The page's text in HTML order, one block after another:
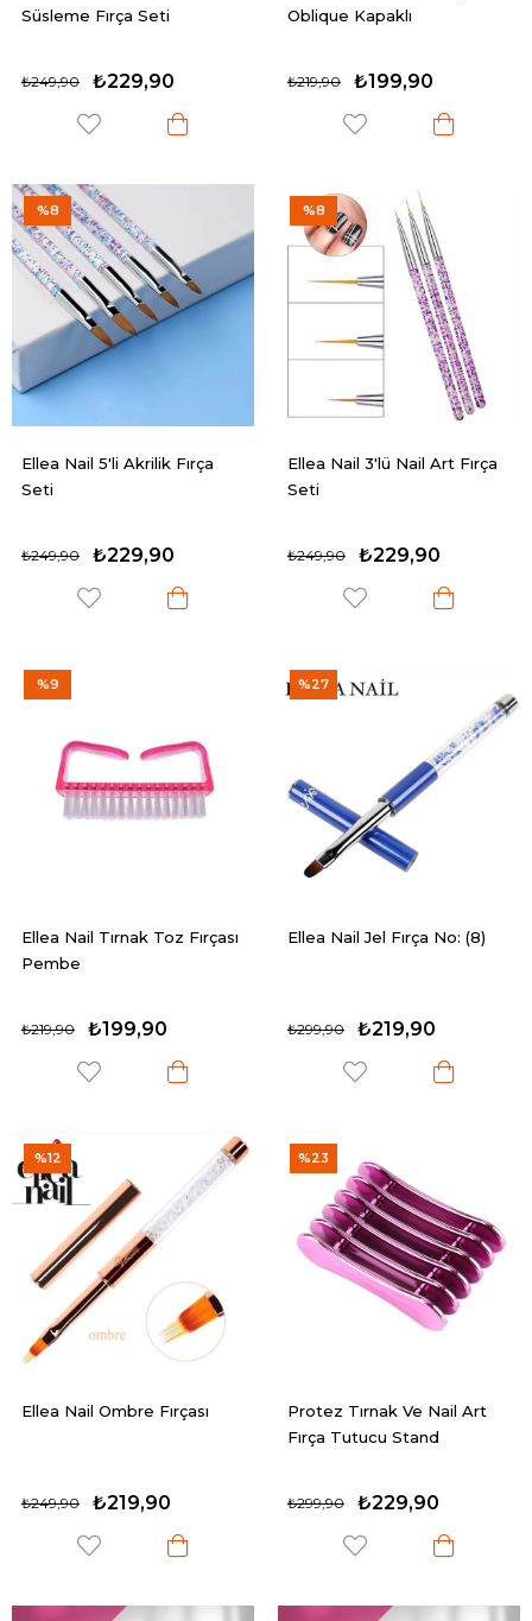
Süsleme Fırça Seti
₺229,90
₺249,90
Oblique Kapaklı
₺199,90
₺219,90
Ellea Nail 5'li Akrilik Fırça
Seti
₺229,90
₺249,90
%8
Ellea Nail 3'lü Nail Art Fırça
Seti
₺229,90
₺249,90
%8
Ellea Nail Tırnak Toz Fırçası
Pembe
₺199,90
₺219,90
%9
Ellea Nail Jel Fırça No: (8)
₺219,90
₺299,90
%27
Ellea Nail Ombre Fırçası
₺219,90
₺249,90
%12
Protez Tırnak Ve Nail Art
Fırça Tutucu Stand
₺229,90
₺299,90
%23